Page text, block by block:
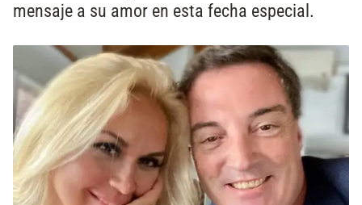
mensaje a su amor en esta fecha especial.